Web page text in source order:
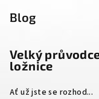
Blog
Velký
ložnice
Ať už jste se rozhod...